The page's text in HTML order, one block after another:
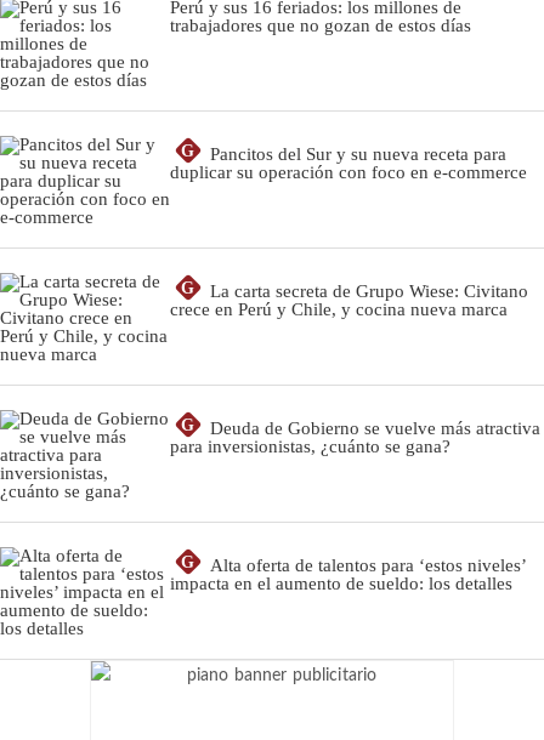
Perú y sus 16 feriados: los millones de
trabajadores que no gozan de estos días
G
Pancitos del Sur y su nueva receta para
duplicar su operación con foco en e-commerce
G
La carta secreta de Grupo Wiese: Civitano
crece en Perú y Chile, y cocina nueva marca
G
Deuda de Gobierno se vuelve más atractiva
para inversionistas, ¿cuánto se gana?
G
Alta oferta de talentos para ‘estos niveles’
impacta en el aumento de sueldo: los detalles